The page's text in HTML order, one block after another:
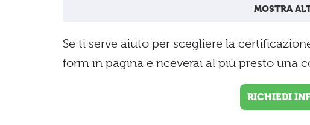
MOSTRA
Se ti serve aiuto per scegliere la
form in pagina e riceverai al più presto una
RICHIEDI